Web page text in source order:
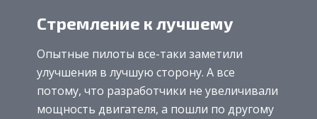
Стремление к лучшему
Опытные пилоты все-таки заметили
улучшения в лучшую сторону. А все
потому, что разработчики не увеличивали
мощность двигателя, а пошли по другому